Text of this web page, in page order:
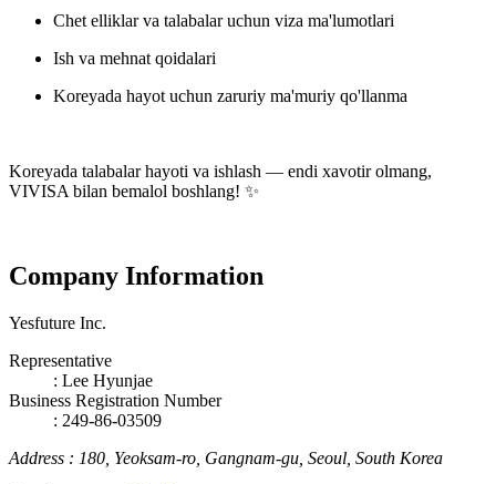
Chet elliklar va talabalar uchun viza ma'lumotlari
Ish va mehnat qoidalari
Koreyada hayot uchun zaruriy ma'muriy qo'llanma
Koreyada talabalar hayoti va ishlash — endi xavotir olmang,
VIVISA bilan bemalol boshlang! ✨
Company Information
Yesfuture Inc.
Representative
: Lee Hyunjae
Business Registration Number
: 249-86-03509
Address : 180, Yeoksam-ro, Gangnam-gu, Seoul, South Korea